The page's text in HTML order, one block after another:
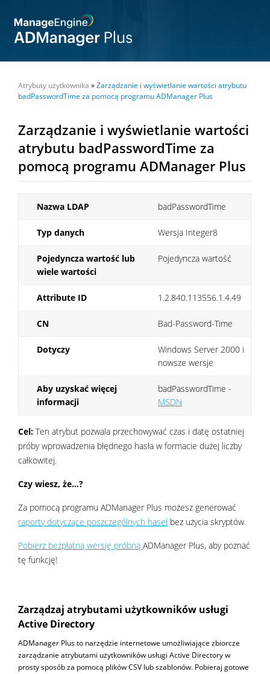
Atrybuty użytkownika »Zarządzanie i wyświetlanie wartości atrybutu
badPasswordTime za pomocą programu ADManager Plus
Zarządzanie i wyświetlanie wartości
atrybutu badPasswordTime za
pomocą programu ADManager Plus
Nazwa LDAP badPasswordTime
Typ danych Wersja Integer8
Pojedyncza wartość lub
wiele wartości
Pojedyncza wartość
Attribute ID 1.2.840.113556.1.4.49
CN Bad-Password-Time
Dotyczy
Windows Server 2000 i
nowsze wersje
Aby uzyskać więcej
informacji
badPasswordTime -
MSDN
Cel: Ten atrybut pozwala przechowywać czas i datę ostatniej
próby wprowadzenia błędnego hasła w formacie dużej liczby
całkowitej.
Czy wiesz, że...?
Za pomocą programu ADManager Plus możesz generować
raporty dotyczące poszczególnych haseł bez użycia skryptów.
Pobierz bezpłatną wersję próbnąADManager Plus, aby poznać
tę funkcję!
Zarządzaj atrybutami użytkowników usługi
Active Directory
ADManager Plus to narzędzie internetowe umożliwiające zbiorcze
zarządzanie atrybutami użytkowników usługi Active Directory w
prosty sposób za pomocą plików CSV lub szablonów. Pobieraj gotowe